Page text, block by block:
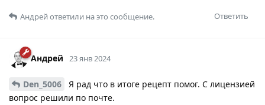
Ответить
Андрейответили на это сообщение.
Андрей 23 янв 2024
Den_5006
Я рад что в итоге рецепт помог. С лицензией
вопрос решили по почте.